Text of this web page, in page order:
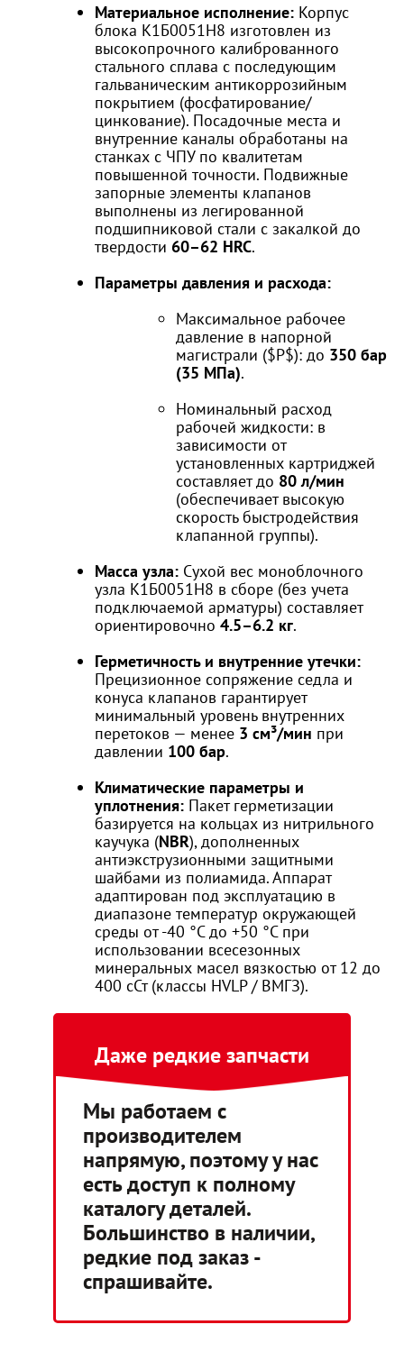
Материальное исполнение: Корпус
блока К1Б0051Н8 изготовлен из
высокопрочного калиброванного
стального сплава с последующим
гальваническим антикоррозийным
покрытием (фосфатирование/
цинкование). Посадочные места и
внутренние каналы обработаны на
станках с ЧПУ по квалитетам
повышенной точности. Подвижные
запорные элементы клапанов
выполнены из легированной
подшипниковой стали с закалкой до
твердости 60–62 HRC.
Параметры давления и расхода:
Максимальное рабочее
давление в напорной
магистрали ($P$): до 350 бар
(35 МПа).
Номинальный расход
рабочей жидкости: в
зависимости от
установленных картриджей
составляет до 80 л/мин
(обеспечивает высокую
скорость быстродействия
клапанной группы).
Масса узла: Сухой вес моноблочного
узла К1Б0051Н8 в сборе (без учета
подключаемой арматуры) составляет
ориентировочно 4.5–6.2 кг.
Герметичность и внутренние утечки:
Прецизионное сопряжение седла и
конуса клапанов гарантирует
минимальный уровень внутренних
перетоков — менее 3 см³/мин при
давлении 100 бар.
Климатические параметры и
уплотнения: Пакет герметизации
базируется на кольцах из нитрильного
каучука (NBR), дополненных
антиэкструзионными защитными
шайбами из полиамида. Аппарат
адаптирован под эксплуатацию в
диапазоне температур окружающей
среды от -40 °C до +50 °C при
использовании всесезонных
минеральных масел вязкостью от 12 до
400 сСт (классы HVLP / ВМГЗ).
Даже редкие запчасти
Мы работаем с
производителем
напрямую, поэтому у нас
есть доступ к полному
каталогу деталей.
Большинство в наличии,
редкие под заказ -
спрашивайте.